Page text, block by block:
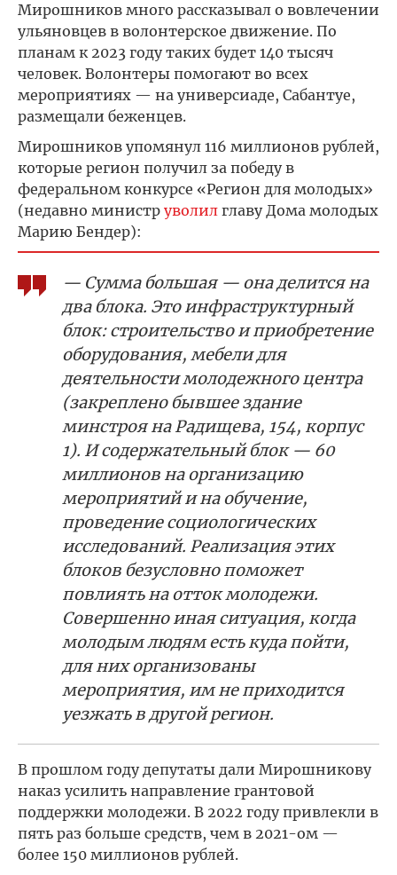
Мирошников много рассказывал о вовлечении
ульяновцев в волонтерское движение. По
планам к 2023 году таких будет 140 тысяч
человек. Волонтеры помогают во всех
мероприятиях — на универсиаде, Сабантуе,
размещали беженцев.
Мирошников упомянул 116 миллионов рублей,
которые регион получил за победу в
федеральном конкурсе «Регион для молодых»
(недавно министр уволил главу Дома молодых
Марию Бендер):
— Сумма большая — она делится на
два блока. Это инфраструктурный
блок: строительство и приобретение
оборудования, мебели для
деятельности молодежного центра
(закреплено бывшее здание
минстроя на Радищева, 154, корпус
1). И содержательный блок — 60
миллионов на организацию
мероприятий и на обучение,
проведение социологических
исследований. Реализация этих
блоков безусловно поможет
повлиять на отток молодежи.
Совершенно иная ситуация, когда
молодым людям есть куда пойти,
для них организованы
мероприятия, им не приходится
уезжать в другой регион.
В прошлом году депутаты дали Мирошникову
наказ усилить направление грантовой
поддержки молодежи. В 2022 году привлекли в
пять раз больше средств, чем в 2021-ом —
более 150 миллионов рублей.